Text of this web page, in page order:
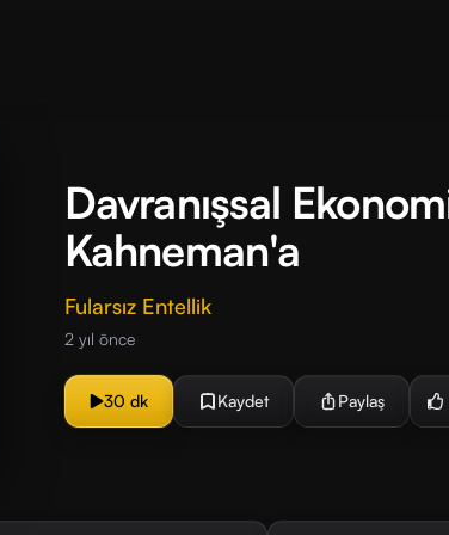
Davranışsal
Kahneman'a
Fularsız Entellik
2 yıl önce
30 dk Kaydet Paylaş